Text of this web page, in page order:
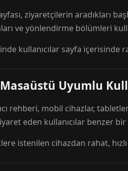
ziyaretçilerin aradıkları
ve yönlendirme bölümleri
kullanıcılar sayfa
Uyumlu
rehberi, mobil cihazlar,
eden kullanıcılar benzer
istenilen cihazdan rahat,